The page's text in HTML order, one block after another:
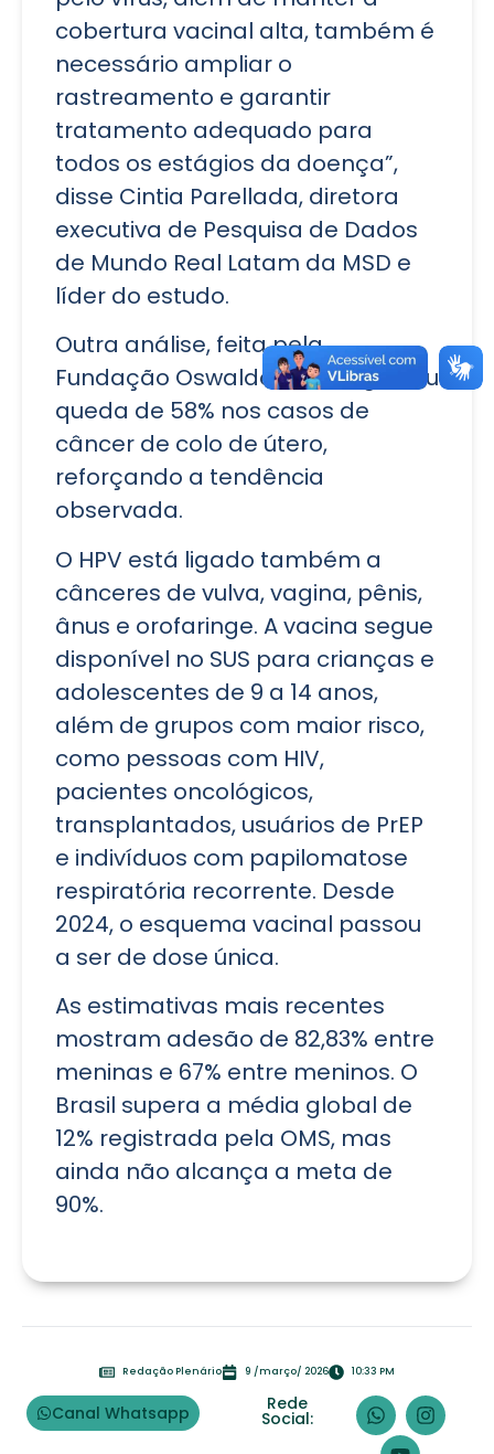
cobertura vacinal alta, também é
necessário ampliar o
rastreamento e garantir
tratamento adequado para
todos os estágios da doença”,
disse Cintia Parellada, diretora
executiva de Pesquisa de Dados
de Mundo Real Latam da MSD e
líder do estudo.
Outra análise, feita pela
Fundação Oswaldo Cruz, registrou
queda de 58% nos casos de
câncer de colo de útero,
reforçando a tendência
observada.
O HPV está ligado também a
cânceres de vulva, vagina, pênis,
ânus e orofaringe. A vacina segue
disponível no SUS para crianças e
adolescentes de 9 a 14 anos,
além de grupos com maior risco,
como pessoas com HIV,
pacientes oncológicos,
transplantados, usuários de PrEP
e indivíduos com papilomatose
respiratória recorrente. Desde
2024, o esquema vacinal passou
a ser de dose única.
As estimativas mais recentes
mostram adesão de 82,83% entre
meninas e 67% entre meninos. O
Brasil supera a média global de
12% registrada pela OMS, mas
ainda não alcança a meta de
90%.
Redação Plenário 9 /março/ 2026 10:33 PM
Canal Whatsapp Rede
Social: